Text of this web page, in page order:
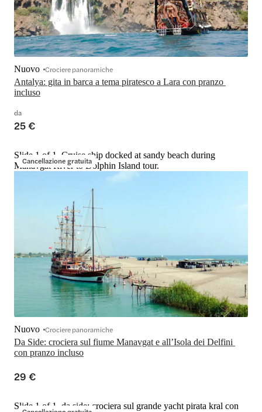
Antalya: gita in barca a tema piratesco a Lara con pranzo
incluso
Nuovo Crociere panoramiche
da
25 €
Cancellazione gratuita
Slide 1 of 1, Cruise ship docked at sandy beach during
Manavgat River to Dolphin Island tour.
Da Side: crociera sul fiume Manavgat e all’Isola dei Delfini
con pranzo incluso
Nuovo Crociere panoramiche
29 €
Slide 1 of 1, da side: crociera sul grande yacht pirata kral con